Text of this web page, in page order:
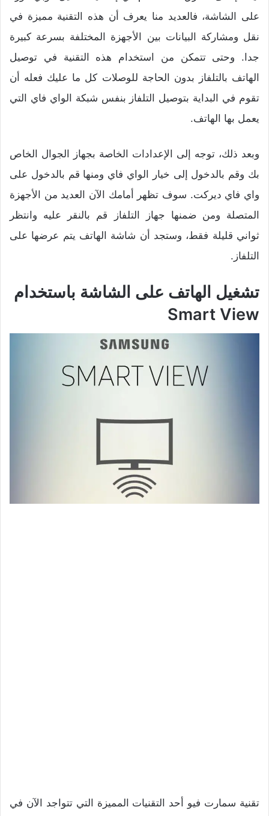
على الشاشة، فالعديد منا يعرف أن هذه التقنية مميزة في
نقل ومشاركة البيانات بين الأجهزة المختلفة بسرعة كبيرة
جدا. وحتى تتمكن من استخدام هذه التقنية في توصيل
الهاتف بالتلفاز بدون الحاجة للوصلات كل ما عليك فعله أن
تقوم في البداية بتوصيل التلفاز بنفس شبكة الواي فاي التي
يعمل بها الهاتف.
وبعد ذلك، توجه إلى الإعدادات الخاصة بجهاز الجوال الخاص
بك وقم بالدخول إلى خيار الواي فاي ومنها قم بالدخول على
واي فاي ديركت. سوف تظهر أمامك الآن العديد من الأجهزة
المتصلة ومن ضمنها جهاز التلفاز قم بالنقر عليه وانتظر
ثواني قليلة فقط، وستجد أن شاشة الهاتف يتم عرضها على
التلفاز.
تشغيل الهاتف على الشاشة باستخدام
Smart View
تقنية سمارت فيو أحد التقنيات المميزة التي تتواجد الآن في